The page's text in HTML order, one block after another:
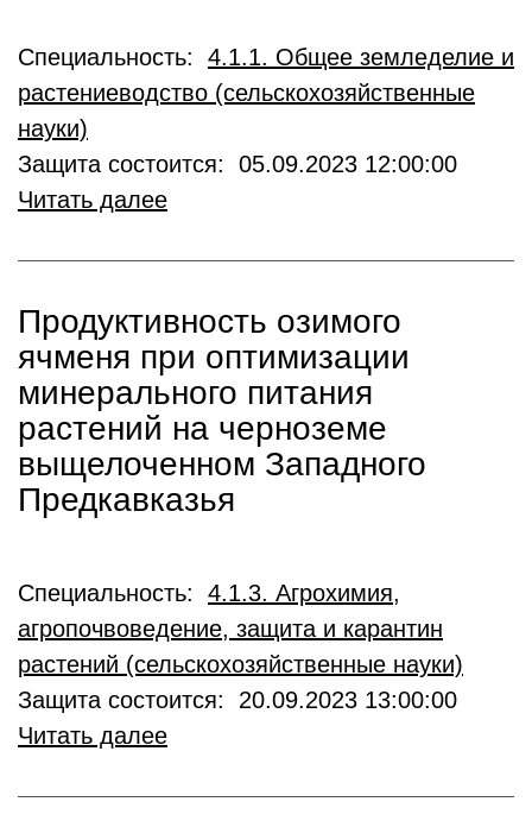
Специальность: 4.1.1. Общее земледелие и
растениеводство (сельскохозяйственные
науки)
Защита состоится: 05.09.2023 12:00:00
Читать далее
Продуктивность озимого
ячменя при оптимизации
минерального питания
растений на черноземе
выщелоченном Западного
Предкавказья
Специальность: 4.1.3. Агрохимия,
агропочвоведение, защита и карантин
растений (сельскохозяйственные науки)
Защита состоится: 20.09.2023 13:00:00
Читать далее